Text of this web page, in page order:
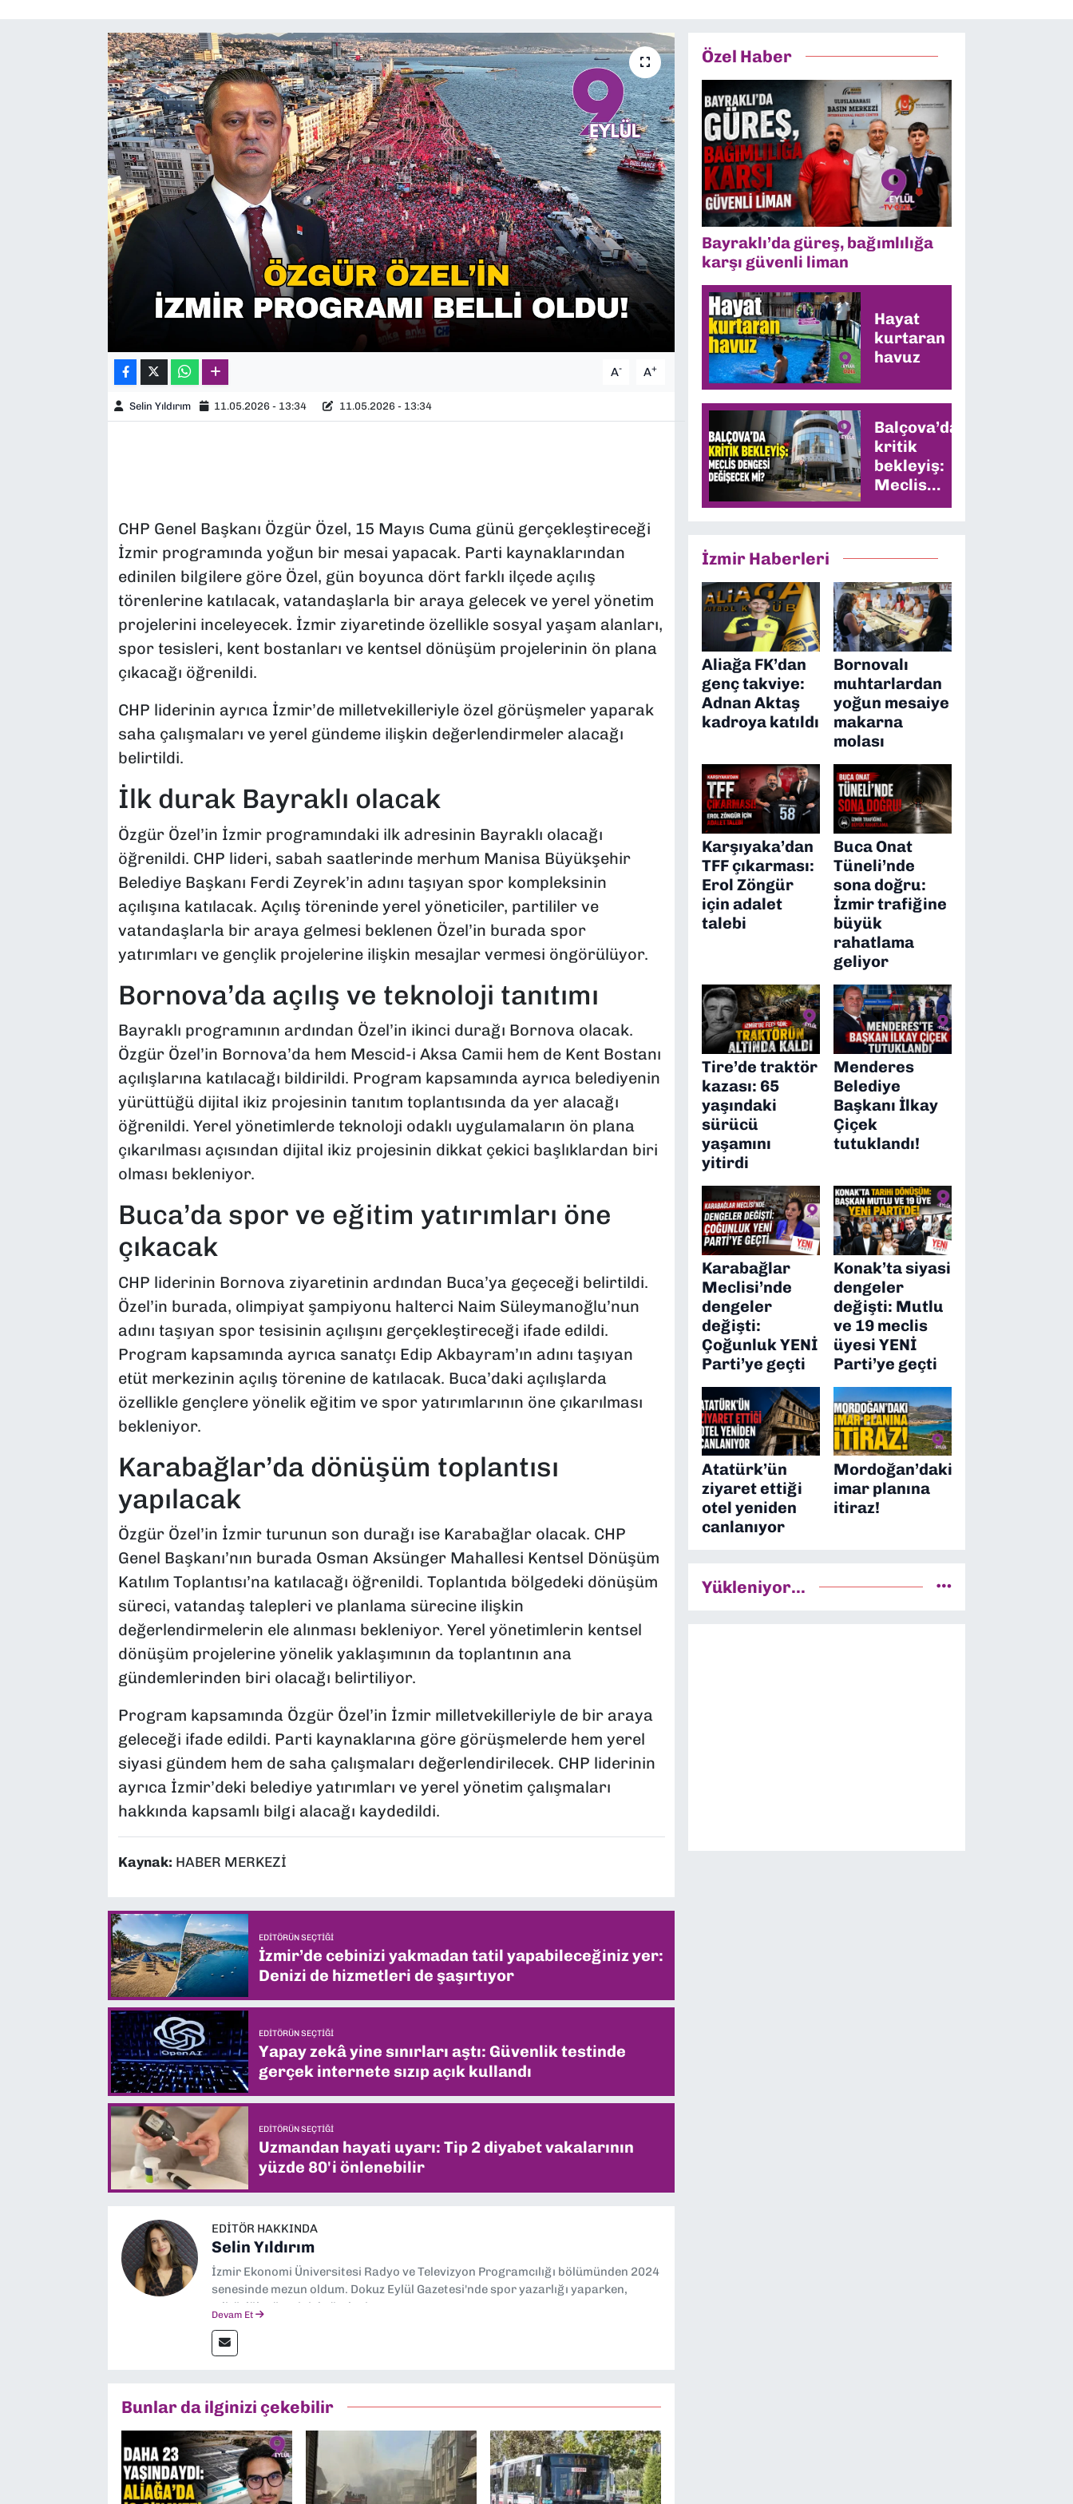
A- A+
Selin Yıldırım 11.05.2026 - 13:34 11.05.2026 - 13:34
CHP Genel Başkanı Özgür Özel, 15 Mayıs Cuma günü gerçekleştireceği
İzmir programında yoğun bir mesai yapacak. Parti kaynaklarından
edinilen bilgilere göre Özel, gün boyunca dört farklı ilçede açılış
törenlerine katılacak, vatandaşlarla bir araya gelecek ve yerel yönetim
projelerini inceleyecek. İzmir ziyaretinde özellikle sosyal yaşam alanları,
spor tesisleri, kent bostanları ve kentsel dönüşüm projelerinin ön plana
çıkacağı öğrenildi.
CHP liderinin ayrıca İzmir’de milletvekilleriyle özel görüşmeler yaparak
saha çalışmaları ve yerel gündeme ilişkin değerlendirmeler alacağı
belirtildi.
İlk durak Bayraklı olacak
Özgür Özel’in İzmir programındaki ilk adresinin Bayraklı olacağı
öğrenildi. CHP lideri, sabah saatlerinde merhum Manisa Büyükşehir
Belediye Başkanı Ferdi Zeyrek’in adını taşıyan spor kompleksinin
açılışına katılacak. Açılış töreninde yerel yöneticiler, partililer ve
vatandaşlarla bir araya gelmesi beklenen Özel’in burada spor
yatırımları ve gençlik projelerine ilişkin mesajlar vermesi öngörülüyor.
Bornova’da açılış ve teknoloji tanıtımı
Bayraklı programının ardından Özel’in ikinci durağı Bornova olacak.
Özgür Özel’in Bornova’da hem Mescid-i Aksa Camii hem de Kent Bostanı
açılışlarına katılacağı bildirildi. Program kapsamında ayrıca belediyenin
yürüttüğü dijital ikiz projesinin tanıtım toplantısında da yer alacağı
öğrenildi. Yerel yönetimlerde teknoloji odaklı uygulamaların ön plana
çıkarılması açısından dijital ikiz projesinin dikkat çekici başlıklardan biri
olması bekleniyor.
Buca’da spor ve eğitim yatırımları öne
çıkacak
CHP liderinin Bornova ziyaretinin ardından Buca’ya geçeceği belirtildi.
Özel’in burada, olimpiyat şampiyonu halterci Naim Süleymanoğlu’nun
adını taşıyan spor tesisinin açılışını gerçekleştireceği ifade edildi.
Program kapsamında ayrıca sanatçı Edip Akbayram’ın adını taşıyan
etüt merkezinin açılış törenine de katılacak. Buca’daki açılışlarda
özellikle gençlere yönelik eğitim ve spor yatırımlarının öne çıkarılması
bekleniyor.
Karabağlar’da dönüşüm toplantısı
yapılacak
Özgür Özel’in İzmir turunun son durağı ise Karabağlar olacak. CHP
Genel Başkanı’nın burada Osman Aksünger Mahallesi Kentsel Dönüşüm
Katılım Toplantısı’na katılacağı öğrenildi. Toplantıda bölgedeki dönüşüm
süreci, vatandaş talepleri ve planlama sürecine ilişkin
değerlendirmelerin ele alınması bekleniyor. Yerel yönetimlerin kentsel
dönüşüm projelerine yönelik yaklaşımının da toplantının ana
gündemlerinden biri olacağı belirtiliyor.
Program kapsamında Özgür Özel’in İzmir milletvekilleriyle de bir araya
geleceği ifade edildi. Parti kaynaklarına göre görüşmelerde hem yerel
siyasi gündem hem de saha çalışmaları değerlendirilecek. CHP liderinin
ayrıca İzmir’deki belediye yatırımları ve yerel yönetim çalışmaları
hakkında kapsamlı bilgi alacağı kaydedildi.
Kaynak: HABER MERKEZİ
EDITÖRÜN SEÇTIĞI
İzmir’de cebinizi yakmadan tatil yapabileceğiniz yer:
Denizi de hizmetleri de şaşırtıyor
EDITÖRÜN SEÇTIĞI
Yapay zekâ yine sınırları aştı: Güvenlik testinde
gerçek internete sızıp açık kullandı
EDITÖRÜN SEÇTIĞI
Uzmandan hayati uyarı: Tip 2 diyabet vakalarının
yüzde 80'i önlenebilir
EDITÖR HAKKINDA
Selin Yıldırım
İzmir Ekonomi Üniversitesi Radyo ve Televizyon Programcılığı bölümünden 2024
senesinde mezun oldum. Dokuz Eylül Gazetesi'nde spor yazarlığı yaparken,
editörlük görevini de üstleniyorum.
Devam Et
Bunlar da ilginizi çekebilir
Özel Haber
Bayraklı’da güreş, bağımlılığa
karşı güvenli liman
Hayat
kurtaran
havuz
Balçova’da
kritik
bekleyiş:
Meclis
dengesi
İzmir Haberleri
Aliağa FK’dan
genç takviye:
Adnan Aktaş
kadroya katıldı
Bornovalı
muhtarlardan
yoğun mesaiye
makarna
molası
Karşıyaka’dan
TFF çıkarması:
Erol Zöngür
için adalet
talebi
Buca Onat
Tüneli’nde
sona doğru:
İzmir trafiğine
büyük
rahatlama
geliyor
Tire’de traktör
kazası: 65
yaşındaki
sürücü
yaşamını
yitirdi
Menderes
Belediye
Başkanı İlkay
Çiçek
tutuklandı!
Karabağlar
Meclisi’nde
dengeler
değişti:
Çoğunluk YENİ
Parti’ye geçti
Konak’ta siyasi
dengeler
değişti: Mutlu
ve 19 meclis
üyesi YENİ
Parti’ye geçti
Atatürk’ün
ziyaret ettiği
otel yeniden
canlanıyor
Mordoğan’daki
imar planına
itiraz!
Yükleniyor...
TEKNOLOJİ
YEREL YÖNETİMLER